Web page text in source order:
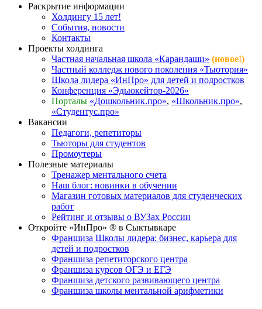
Раскрытие информации
Холдингу 15 лет!
События, новости
Контакты
Проекты холдинга
Частная начальная школа «Карандаши» (новое!)
Частный колледж нового поколения «Тьютория»
Школа лидера «ИнПро» для детей и подростков
Конференция «Эдьюкейтор-2026»
Порталы «Дошкольник.про», «Школьник.про»,
«Студентус.про»
Вакансии
Педагоги, репетиторы
Тьюторы для студентов
Промоутеры
Полезные материалы
Тренажер ментального счета
Наш блог: новинки в обучении
Магазин готовых материалов для студенческих
работ
Рейтинг и отзывы о ВУЗах России
Откройте «ИнПро» ® в Сыктывкаре
Франшиза Школы лидера: бизнес, карьера для
детей и подростков
Франшиза репетиторского центра
Франшиза курсов ОГЭ и ЕГЭ
Франшиза детского развивающего центра
Франшиза школы ментальной арифметики